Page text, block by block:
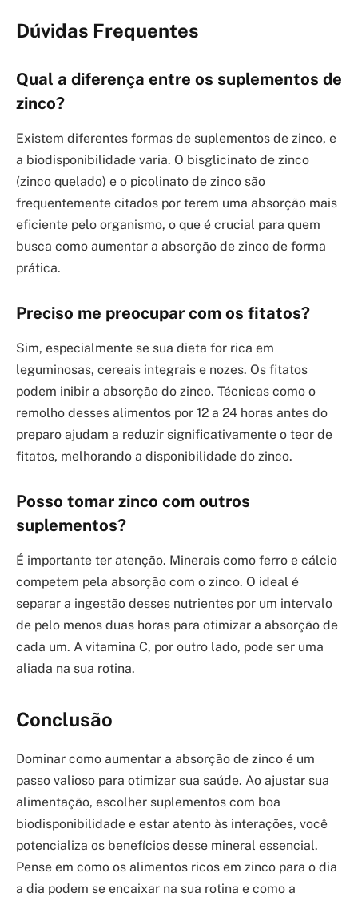
Dúvidas Frequentes
Qual a diferença entre os suplementos de
zinco?
Existem diferentes formas de suplementos de zinco, e
a biodisponibilidade varia. O bisglicinato de zinco
(zinco quelado) e o picolinato de zinco são
frequentemente citados por terem uma absorção mais
eficiente pelo organismo, o que é crucial para quem
busca como aumentar a absorção de zinco de forma
prática.
Preciso me preocupar com os fitatos?
Sim, especialmente se sua dieta for rica em
leguminosas, cereais integrais e nozes. Os fitatos
podem inibir a absorção do zinco. Técnicas como o
remolho desses alimentos por 12 a 24 horas antes do
preparo ajudam a reduzir significativamente o teor de
fitatos, melhorando a disponibilidade do zinco.
Posso tomar zinco com outros
suplementos?
É importante ter atenção. Minerais como ferro e cálcio
competem pela absorção com o zinco. O ideal é
separar a ingestão desses nutrientes por um intervalo
de pelo menos duas horas para otimizar a absorção de
cada um. A vitamina C, por outro lado, pode ser uma
aliada na sua rotina.
Conclusão
Dominar como aumentar a absorção de zinco é um
passo valioso para otimizar sua saúde. Ao ajustar sua
alimentação, escolher suplementos com boa
biodisponibilidade e estar atento às interações, você
potencializa os benefícios desse mineral essencial.
Pense em como os alimentos ricos em zinco para o dia
a dia podem se encaixar na sua rotina e como a